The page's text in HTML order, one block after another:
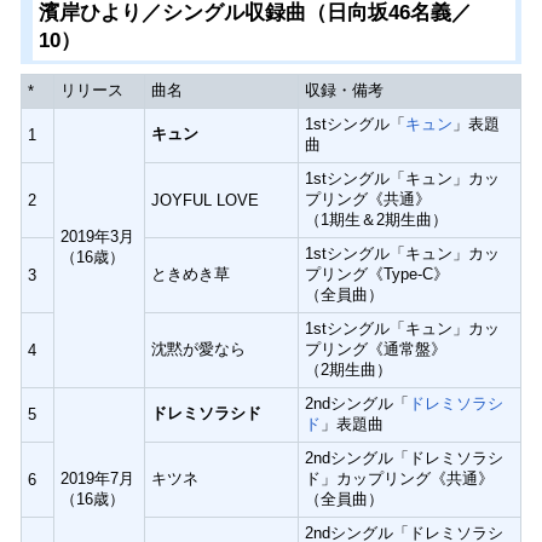
濱岸ひより／シングル収録曲（日向坂46名義／
10）
* リリース 曲名 収録・備考
1
2019年3月
（16歳）
キュン
1stシングル「 キュン 」表題
曲
2 JOYFUL LOVE
1stシングル「キュン」カッ
プリング《共通》
（1期生＆2期生曲）
3 ときめき草
1stシングル「キュン」カッ
プリング《Type-C》
（全員曲）
4 沈黙が愛なら
1stシングル「キュン」カッ
プリング《通常盤》
（2期生曲）
5
2019年7月
（16歳）
ドレミソラシド
2ndシングル「 ドレミソラシ
ド 」表題曲
6 キツネ
2ndシングル「ドレミソラシ
ド」カップリング《共通》
（全員曲）
2ndシングル「ドレミソラシ